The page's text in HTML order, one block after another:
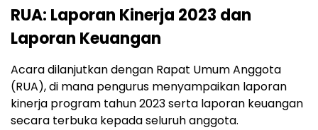
RUA: Laporan Kinerja 2023 dan
Laporan Keuangan
Acara dilanjutkan dengan Rapat Umum Anggota
(RUA), di mana pengurus menyampaikan laporan
kinerja program tahun 2023 serta laporan keuangan
secara terbuka kepada seluruh anggota.